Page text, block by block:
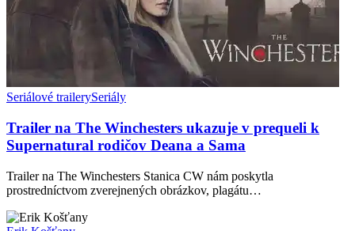
Seriálové trailerySeriály
Trailer na The Winchesters ukazuje v prequeli k
Supernatural rodičov Deana a Sama
Trailer na The Winchesters Stanica CW nám poskytla
prostredníctvom zverejnených obrázkov, plagátu…